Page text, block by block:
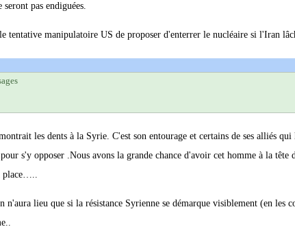
pas endiguées.
tentative manipulatoire US de proposer d'enterrer le nucléaire si l'Iran
les dents à la Syrie. C'est son entourage et certains de ses alliés
s'y opposer .Nous avons la grande chance d'avoir cet homme à la
place…..
lieu que si la résistance Syrienne se démarque visiblement (en les